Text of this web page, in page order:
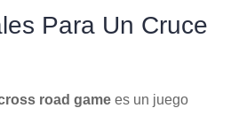
Para Un Cruce
road game es un juego